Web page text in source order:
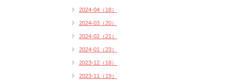
2024-04（18）
2024-03（20）
2024-02（21）
2024-01（23）
2023-12（18）
2023-11（19）